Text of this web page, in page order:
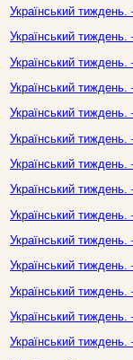
Український
Український
Український
Український
Український
Український
Український
Український
Український
Український
Український
Український
Український
Український